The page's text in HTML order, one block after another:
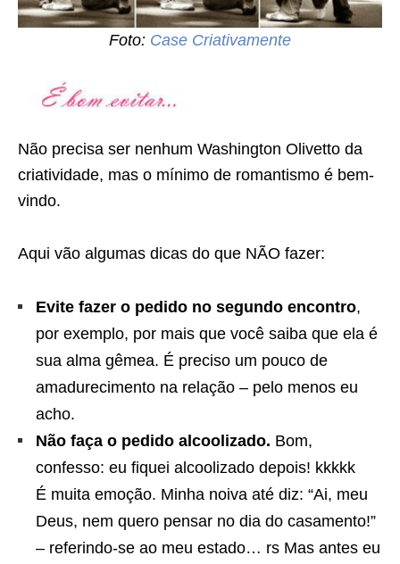
Foto: Case Criativamente
Não precisa ser nenhum Washington Olivetto da
criatividade, mas o mínimo de romantismo é bem-
vindo.
Aqui vão algumas dicas do que NÃO fazer:
Evite fazer o pedido no segundo encontro,
por exemplo, por mais que você saiba que ela é
sua alma gêmea. É preciso um pouco de
amadurecimento na relação – pelo menos eu
acho.
Não faça o pedido alcoolizado. Bom,
confesso: eu fiquei alcoolizado depois! kkkkk
É muita emoção. Minha noiva até diz: “Ai, meu
Deus, nem quero pensar no dia do casamento!”
– referindo-se ao meu estado… rs Mas antes eu